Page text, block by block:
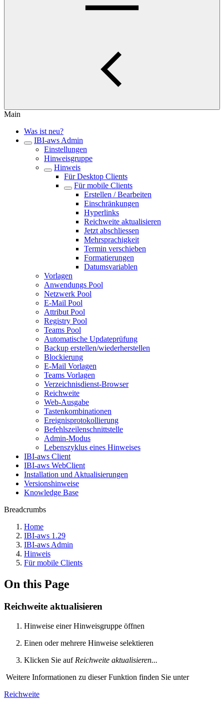
Main
Was ist neu?
IBI-aws Admin
Einstellungen
Hinweisgruppe
Hinweis
Für Desktop Clients
Für mobile Clients
Erstellen / Bearbeiten
Einschränkungen
Hyperlinks
Reichweite aktualisieren
Jetzt abschliessen
Mehrsprachigkeit
Termin verschieben
Formatierungen
Datumsvariablen
Vorlagen
Anwendungs Pool
Netzwerk Pool
E-Mail Pool
Attribut Pool
Registry Pool
Teams Pool
Automatische Updateprüfung
Backup erstellen/wiederherstellen
Blockierung
E-Mail Vorlagen
Teams Vorlagen
Verzeichnisdienst-Browser
Reichweite
Web-Ausgabe
Tastenkombinationen
Ereignisprotokollierung
Befehlszeilenschnittstelle
Admin-Modus
Lebenszyklus eines Hinweises
IBI-aws Client
IBI-aws WebClient
Installation und Aktualisierungen
Versionshinweise
Knowledge Base
Breadcrumbs
Home
IBI-aws 1.29
IBI-aws Admin
Hinweis
Für mobile Clients
On this Page
Reichweite aktualisieren
Hinweise einer Hinweisgruppe öffnen
Einen oder mehrere Hinweise selektieren
Klicken Sie auf Reichweite aktualisieren...
Weitere Informationen zu dieser Funktion finden Sie unter
Reichweite